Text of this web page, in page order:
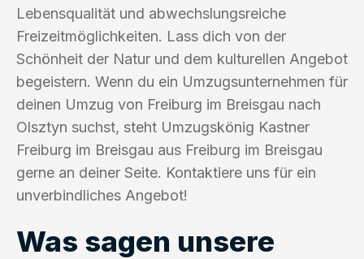
Lebensqualität und abwechslungsreiche
Freizeitmöglichkeiten. Lass dich von der
Schönheit der Natur und dem kulturellen Angebot
begeistern. Wenn du ein Umzugsunternehmen für
deinen Umzug von Freiburg im Breisgau nach
Olsztyn suchst, steht Umzugskönig Kastner
Freiburg im Breisgau aus Freiburg im Breisgau
gerne an deiner Seite. Kontaktiere uns für ein
unverbindliches Angebot!
Was sagen unsere